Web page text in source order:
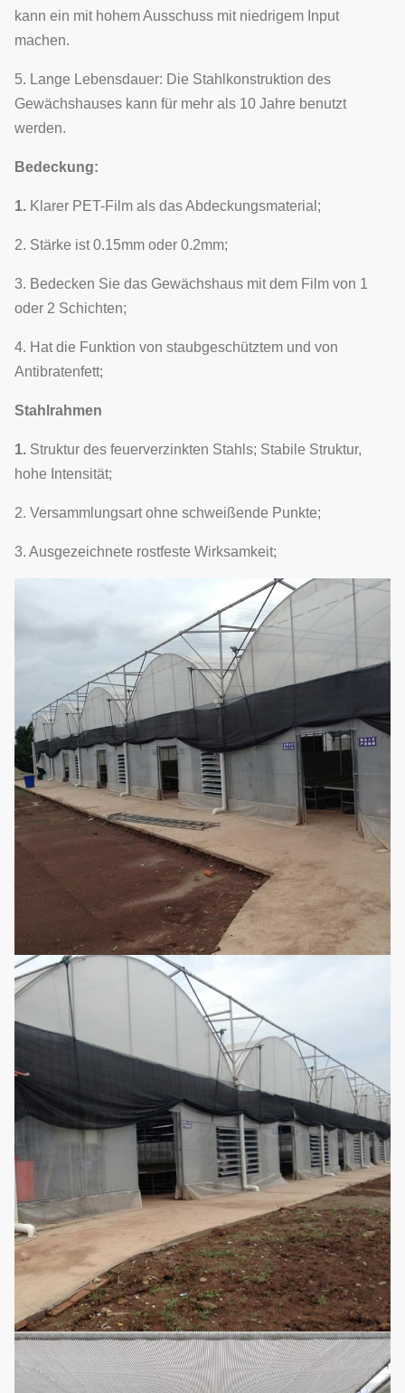
kann ein mit hohem Ausschuss mit niedrigem Input
machen.
5. Lange Lebensdauer: Die Stahlkonstruktion des
Gewächshauses kann für mehr als 10 Jahre benutzt
werden.
Bedeckung:
1. Klarer PET-Film als das Abdeckungsmaterial;
2. Stärke ist 0.15mm oder 0.2mm;
3. Bedecken Sie das Gewächshaus mit dem Film von 1
oder 2 Schichten;
4. Hat die Funktion von staubgeschütztem und von
Antibratenfett;
Stahlrahmen
1. Struktur des feuerverzinkten Stahls; Stabile Struktur,
hohe Intensität;
2. Versammlungsart ohne schweißende Punkte;
3. Ausgezeichnete rostfeste Wirksamkeit;